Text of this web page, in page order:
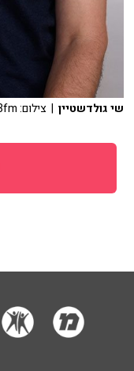
שי גולדשטיין | צילום: 103fm